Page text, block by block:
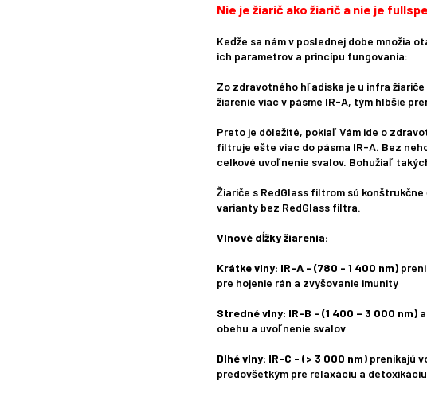
Nie je žiarič ako žiarič a nie je
Keďže sa nám v poslednej dobe množia
ich parametrov a princípu fungovania:
Zo zdravotného hľadiska je u infra
žiarenie viac v pásme IR-A, tým hlbšie
Preto je dôležité, pokiaľ Vám ide o
filtruje ešte viac do pásma IR-A. Bez
celkové uvoľnenie svalov. Bohužiaľ
Žiariče s RedGlass filtrom sú
varianty bez RedGlass filtra.
Vlnové dĺžky žiarenia:
Krátke vlny: IR-A - (780 - 1 400 nm)
pre hojenie rán a zvyšovanie imunity
Stredné vlny: IR-B - (1 400 – 3 000 nm)
obehu a uvoľnenie svalov
Dlhé vlny: IR-C - (> 3 000 nm) prenikajú
predovšetkým pre relaxáciu a